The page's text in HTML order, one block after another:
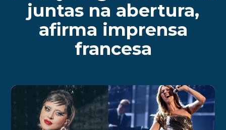
juntas na abertura,
afirma imprensa
francesa